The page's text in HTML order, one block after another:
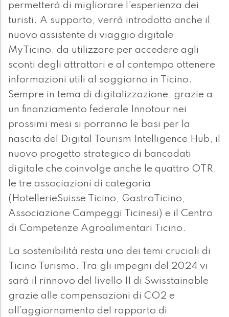
permetterà di migliorare l'esperienza dei
turisti. A supporto, verrà introdotto anche il
nuovo assistente di viaggio digitale
MyTicino, da utilizzare per accedere agli
sconti degli attrattori e al contempo ottenere
informazioni utili al soggiorno in Ticino.
Sempre in tema di digitalizzazione, grazie a
un finanziamento federale Innotour nei
prossimi mesi si porranno le basi per la
nascita del Digital Tourism Intelligence Hub, il
nuovo progetto strategico di bancadati
digitale che coinvolge anche le quattro OTR,
le tre associazioni di categoria
(HotellerieSuisse Ticino, GastroTicino,
Associazione Campeggi Ticinesi) e il Centro
di Competenze Agroalimentari Ticino.
La sostenibilità resta uno dei temi cruciali di
Ticino Turismo. Tra gli impegni del 2024 vi
sarà il rinnovo del livello II di Swisstainable
grazie alle compensazioni di CO2 e
all’aggiornamento del rapporto di